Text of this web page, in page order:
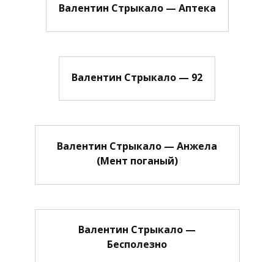
Валентин Стрыкало — Аптека
Валентин Стрыкало — 92
Валентин Стрыкало — Анжела
(Мент поганый)
Валентин Стрыкало —
Бесполезно